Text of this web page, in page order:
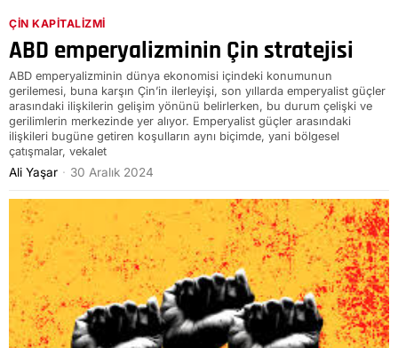
ÇIN KAPITALIZMI
ABD emperyalizminin Çin stratejisi
ABD emperyalizminin dünya ekonomisi içindeki konumunun
gerilemesi, buna karşın Çin’in ilerleyişi, son yıllarda emperyalist güçler
arasındaki ilişkilerin gelişim yönünü belirlerken, bu durum çelişki ve
gerilimlerin merkezinde yer alıyor. Emperyalist güçler arasındaki
ilişkileri bugüne getiren koşulların aynı biçimde, yani bölgesel
çatışmalar, vekalet
Ali Yaşar 30 Aralık 2024